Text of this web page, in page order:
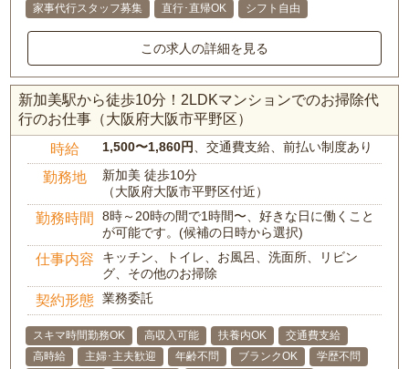
家事代行スタッフ募集
直行･直帰OK シフト自由
この求人の詳細を見る
新加美駅から徒歩10分！2LDKマンションでのお掃除代
行のお仕事（大阪府大阪市平野区）
時給 1,500〜1,860円 、交通費支給、前払い制度あり
勤務地
新加美 徒歩10分
（大阪府大阪市平野区付近）
勤務時間
8時～20時の間で1時間〜、好きな日に働くこと
が可能です。(候補の日時から選択)
仕事内容
キッチン、トイレ、お風呂、洗面所、リビン
グ、その他のお掃除
契約形態 業務委託
スキマ時間勤務OK 高収入可能 扶養内OK
交通費支給
高時給
主婦･主夫歓迎 年齢不問 ブランクOK
学歴不問